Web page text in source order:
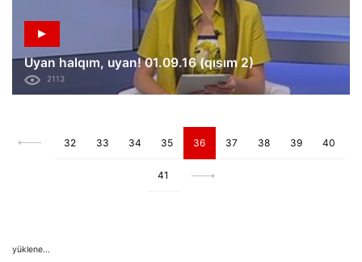
Uyan halqım, uyan! 01.09.16 (qısım 2)
2113
32 33 34 35 36 37 38 39 40
41
yüklene...